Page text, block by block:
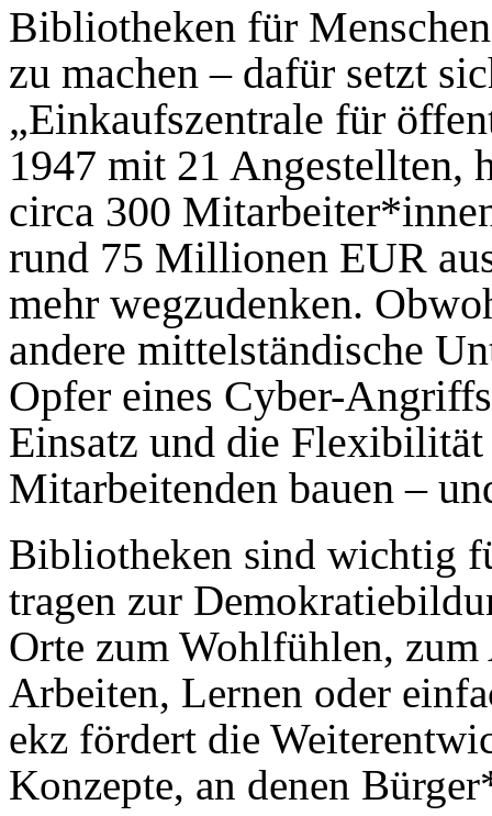
Bibliotheken für
zu machen – dafür setzt
„Einkaufszentrale für
1947 mit 21 Angestellten,
circa 300
rund 75 Millionen EUR
mehr wegzudenken.
andere mittelständische
Opfer eines Cyber-
Einsatz und die
Mitarbeitenden bauen –
Bibliotheken sind wichtig
tragen zur
Orte zum Wohlfühlen, zum
Arbeiten, Lernen oder
ekz fördert die
Konzepte, an denen